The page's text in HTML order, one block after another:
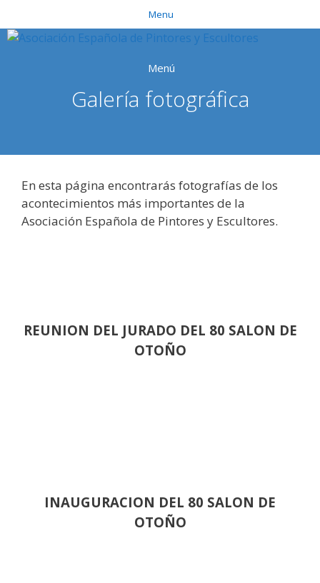
al
contenido
Menu
Menú
Galería fotográfica
En esta página encontrarás fotografías de los
acontecimientos más importantes de la
Asociación Española de Pintores y Escultores.
REUNION DEL JURADO DEL 80 SALON DE
OTOÑO
INAUGURACION DEL 80 SALON DE
OTOÑO